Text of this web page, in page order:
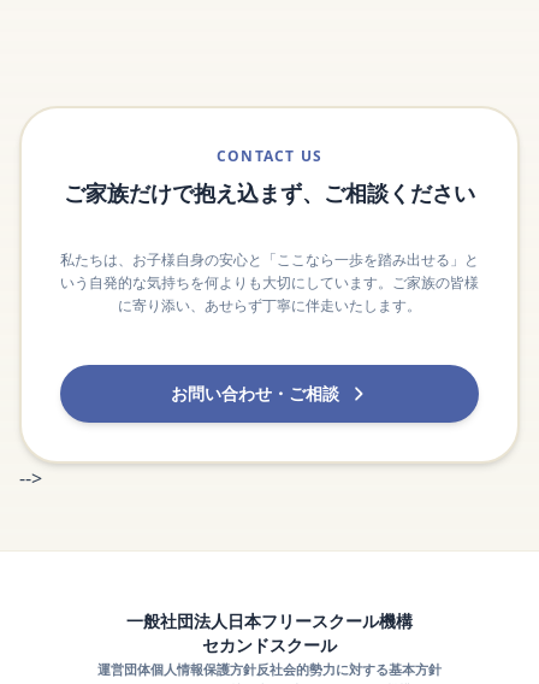
CONTACT US
ご家族だけで抱え込まず、ご相談ください
私たちは、お子様自身の安心と「ここなら一歩を踏み出せる」と
いう自発的な気持ちを何よりも大切にしています。ご家族の皆様
に寄り添い、あせらず丁寧に伴走いたします。
お問い合わせ・ご相談
-->
一般社団法人日本フリースクール機構
セカンドスクール
運営団体個人情報保護方針反社会的勢力に対する基本方針